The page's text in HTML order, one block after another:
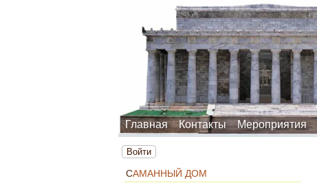
Главная Контакты Мероприятия
Войти
САМАННЫЙ ДОМ